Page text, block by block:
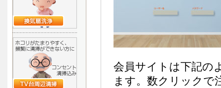
会員サイトは下記の
ます。数クリックで